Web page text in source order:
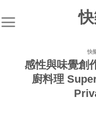
快
感性與味覺創
廚料理